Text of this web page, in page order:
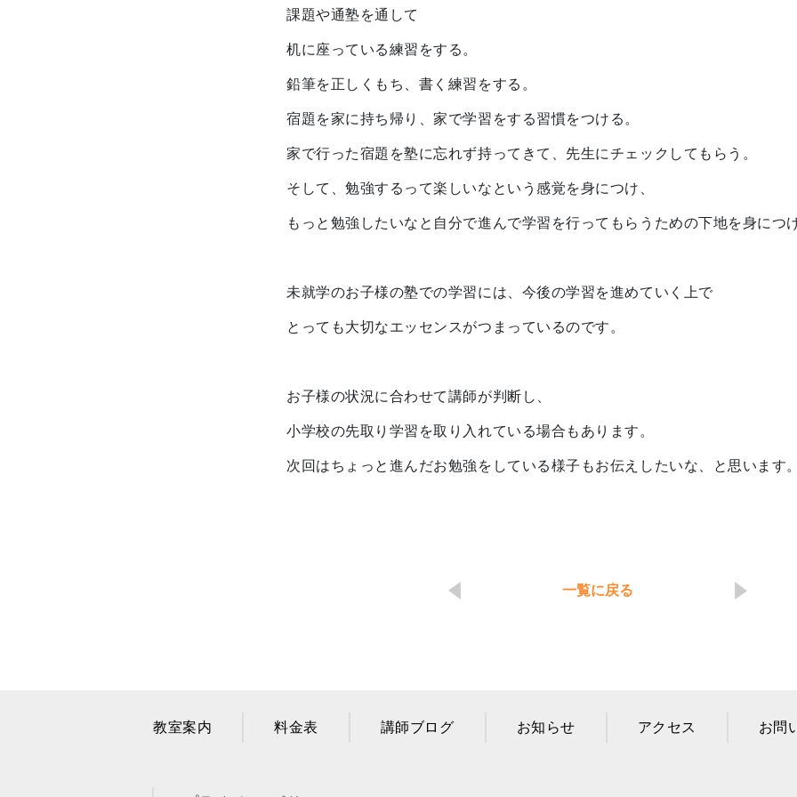
課題や通塾を通して
机に座っている練習をする。
鉛筆を正しくもち、書く練習をする。
宿題を家に持ち帰り、家で学習をする習慣をつける。
家で行った宿題を塾に忘れず持ってきて、先生にチェックしてもらう。
そして、勉強するって楽しいなという感覚を身につけ、
もっと勉強したいなと自分で進んで学習を行ってもらうための下地を身につ
未就学のお子様の塾での学習には、今後の学習を進めていく上で
とっても大切なエッセンスがつまっているのです。
お子様の状況に合わせて講師が判断し、
小学校の先取り学習を取り入れている場合もあります。
次回はちょっと進んだお勉強をしている様子もお伝えしたいな、と思います。
一覧に戻る
教室案内 料金表 講師ブログ お知らせ アクセス お問